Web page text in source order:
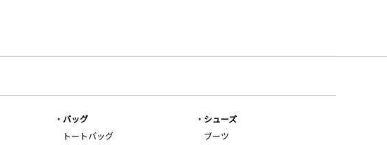
バッグ
トートバッグ
シューズ
ブーツ